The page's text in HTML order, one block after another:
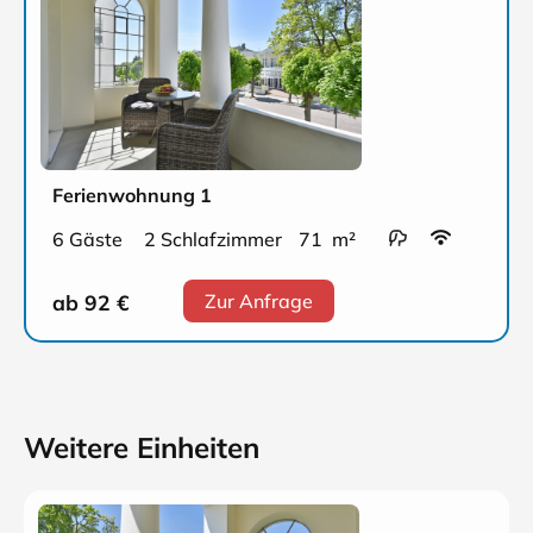
Ferienwohnung 1
6 Gäste
2 Schlafzimmer 71 m²
ab 92 € Zur Anfrage
Weitere Einheiten